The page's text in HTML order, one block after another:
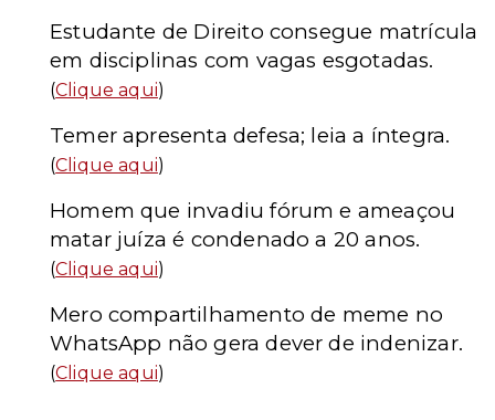
Estudante de Direito consegue matrícula
em disciplinas com vagas esgotadas.
(Clique aqui)
Temer apresenta defesa; leia a íntegra.
(Clique aqui)
Homem que invadiu fórum e ameaçou
matar juíza é condenado a 20 anos.
(Clique aqui)
Mero compartilhamento de meme no
WhatsApp não gera dever de indenizar.
(Clique aqui)